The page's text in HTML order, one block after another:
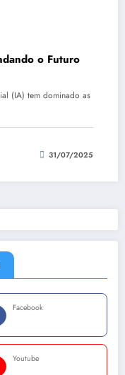
o Futuro
(IA) tem dominado as
31/07/2025
Facebook
Youtube